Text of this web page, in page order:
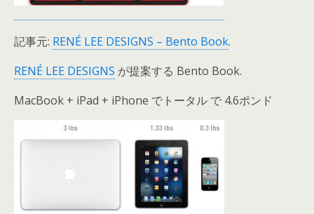
記事元: RENÉ LEE DESIGNS – Bento Book.
RENÉ LEE DESIGNS が提案する Bento Book.
MacBook + iPad + iPhone でトータル で 4.6ポンド